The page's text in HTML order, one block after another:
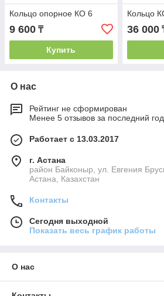
Кольцо опорное КО 6
9 600 ₸
Купить
Кольцо
36 000
О нас
Рейтинг не сформирован
Менее 5 отзывов за последний год
Работает с 13.03.2017
г. Астана
район Байконыр, ул. Евгения
Астана, Казахстан
Контакты
Сегодня выходной
Показать весь график работы
О нас